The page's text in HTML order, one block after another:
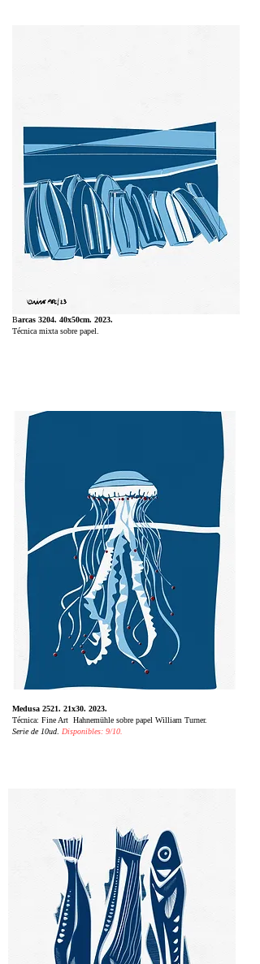
Barcas 3204. 40x50cm. 2023.
Técnica mixta sobre papel.
Medusa 2521. 21x30. 2023.
Técnica: Fine Art Hahnemühle sobre papel William Turner.
Serie de 10ud
Disponibles: 9/10.